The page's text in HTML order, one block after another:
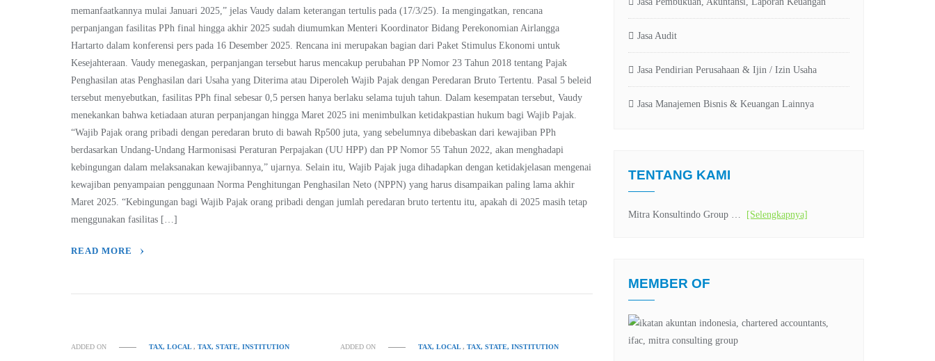
memanfaatkannya mulai Januari 2025,” jelas Vaudy dalam keterangan tertulis pada (17/3/25). Ia mengingatkan, rencana
perpanjangan fasilitas PPh final hingga akhir 2025 sudah diumumkan Menteri Koordinator Bidang Perekonomian Airlangga
Hartarto dalam konferensi pers pada 16 Desember 2025. Rencana ini merupakan bagian dari Paket Stimulus Ekonomi untuk
Kesejahteraan. Vaudy menegaskan, perpanjangan tersebut harus mencakup perubahan PP Nomor 23 Tahun 2018 tentang Pajak
Penghasilan atas Penghasilan dari Usaha yang Diterima atau Diperoleh Wajib Pajak dengan Peredaran Bruto Tertentu. Pasal 5 beleid
tersebut menyebutkan, fasilitas PPh final sebesar 0,5 persen hanya berlaku selama tujuh tahun. Dalam kesempatan tersebut, Vaudy
menekankan bahwa ketiadaan aturan perpanjangan hingga Maret 2025 ini menimbulkan ketidakpastian hukum bagi Wajib Pajak.
“Wajib Pajak orang pribadi dengan peredaran bruto di bawah Rp500 juta, yang sebelumnya dibebaskan dari kewajiban PPh
berdasarkan Undang-Undang Harmonisasi Peraturan Perpajakan (UU HPP) dan PP Nomor 55 Tahun 2022, akan menghadapi
kebingungan dalam melaksanakan kewajibannya,” ujarnya. Selain itu, Wajib Pajak juga dihadapkan dengan ketidakjelasan mengenai
kewajiban penyampaian penggunaan Norma Penghitungan Penghasilan Neto (NPPN) yang harus disampaikan paling lama akhir
Maret 2025. “Kebingungan bagi Wajib Pajak orang pribadi dengan jumlah peredaran bruto tertentu itu, apakah di 2025 masih tetap
menggunakan fasilitas […]
READ MORE
ADDED ON TAX, LOCAL,TAX, STATE, INSTITUTION ADDED ON TAX, LOCAL, TAX, STATE, INSTITUTION
Jasa Audit
Jasa Pendirian Perusahaan & Ijin / Izin Usaha
Jasa Manajemen Bisnis & Keuangan Lainnya
TENTANG KAMI
Mitra Konsultindo Group … [Selengkapnya]
MEMBER OF